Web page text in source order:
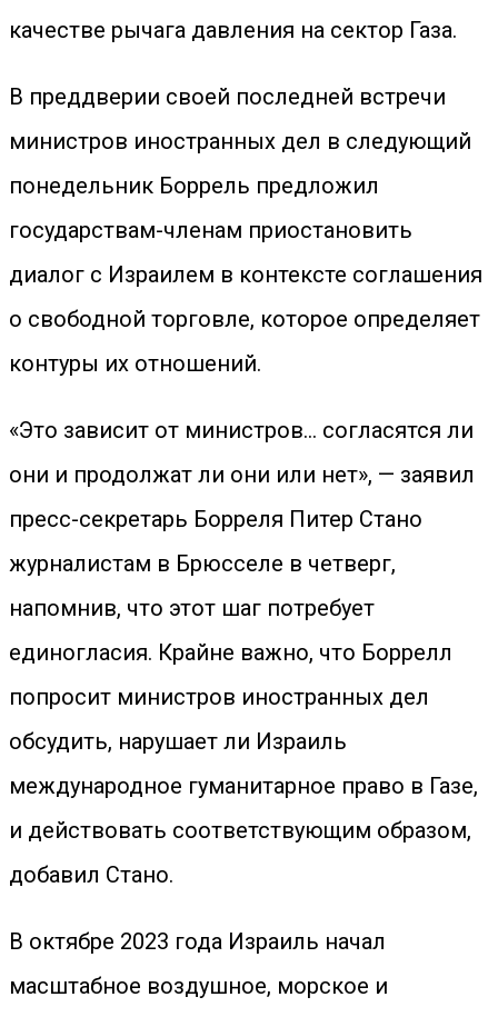
качестве рычага давления на сектор Газа.
В преддверии своей последней встречи
министров иностранных дел в следующий
понедельник Боррель предложил
государствам-членам приостановить
диалог с Израилем в контексте соглашения
о свободной торговле, которое определяет
контуры их отношений.
«Это зависит от министров… согласятся ли
они и продолжат ли они или нет», — заявил
пресс-секретарь Борреля Питер Стано
журналистам в Брюсселе в четверг,
напомнив, что этот шаг потребует
единогласия. Крайне важно, что Боррелл
попросит министров иностранных дел
обсудить, нарушает ли Израиль
международное гуманитарное право в Газе,
и действовать соответствующим образом,
добавил Стано.
В октябре 2023 года Израиль начал
масштабное воздушное, морское и